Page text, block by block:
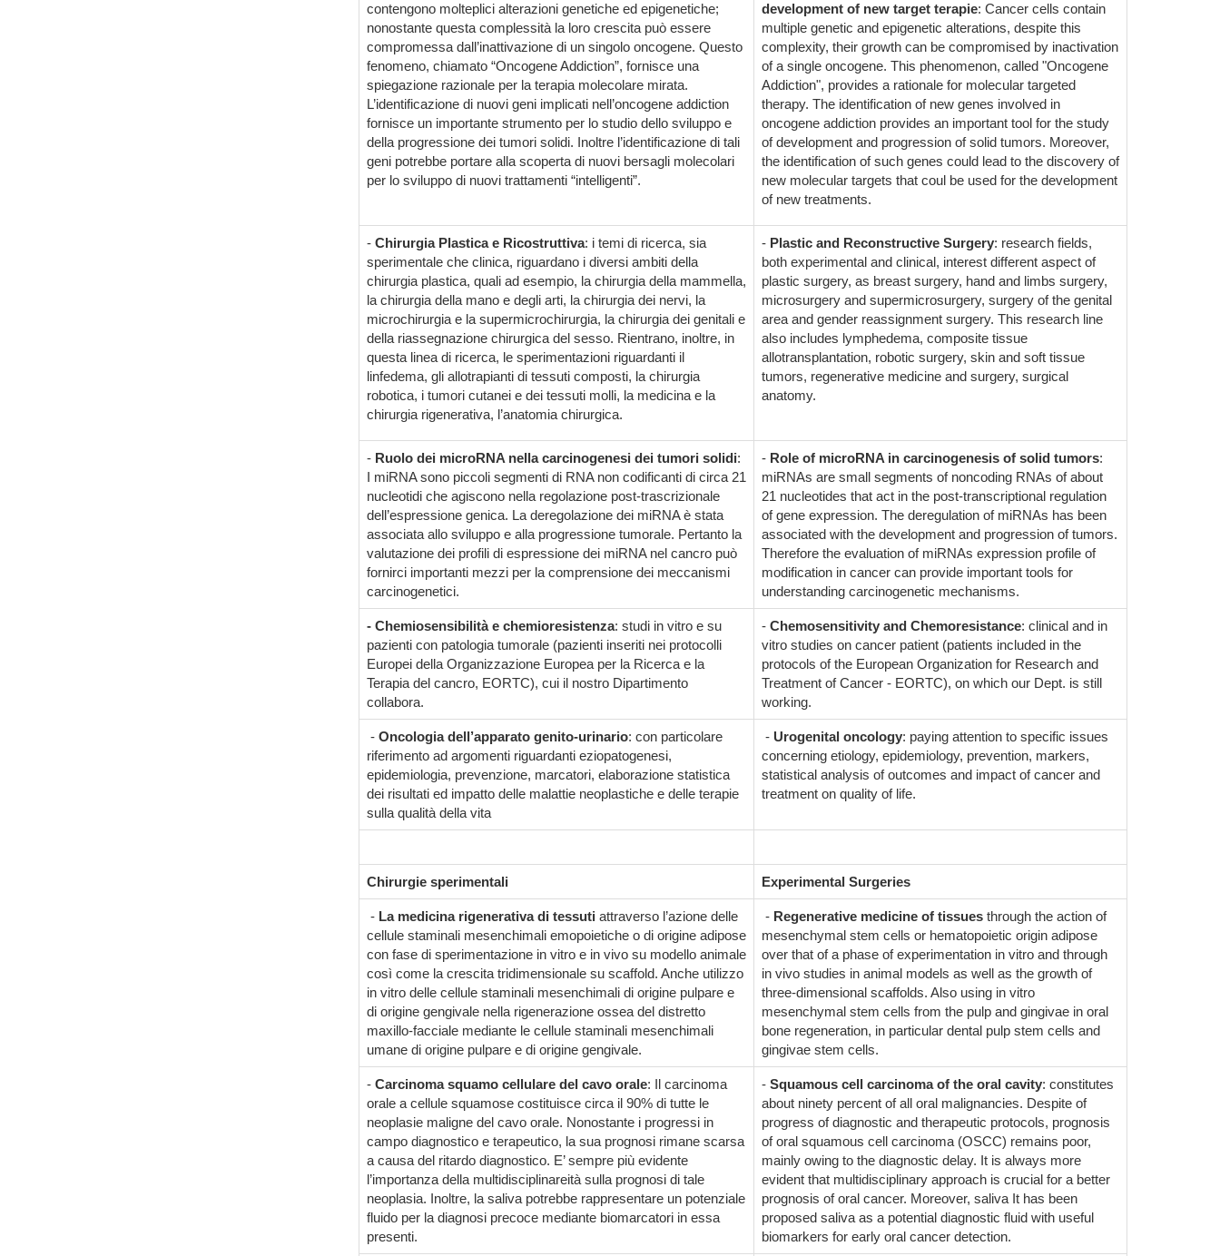
contengono molteplici alterazioni genetiche ed epigenetiche;
nonostante questa complessità la loro crescita può essere
compromessa dall’inattivazione di un singolo oncogene. Questo
fenomeno, chiamato “Oncogene Addiction”, fornisce una
spiegazione razionale per la terapia molecolare mirata.
L’identificazione di nuovi geni implicati nell’oncogene addiction
fornisce un importante strumento per lo studio dello sviluppo e
della progressione dei tumori solidi. Inoltre l’identificazione di tali
geni potrebbe portare alla scoperta di nuovi bersagli molecolari
per lo sviluppo di nuovi trattamenti “intelligenti”.
development of new target terapie: Cancer cells contain
multiple genetic and epigenetic alterations, despite this
complexity, their growth can be compromised by inactivation
of a single oncogene. This phenomenon, called "Oncogene
Addiction", provides a rationale for molecular targeted
therapy. The identification of new genes involved in
oncogene addiction provides an important tool for the study
of development and progression of solid tumors. Moreover,
the identification of such genes could lead to the discovery of
new molecular targets that coul be used for the development
of new treatments.
- Chirurgia Plastica e Ricostruttiva: i temi di ricerca, sia
sperimentale che clinica, riguardano i diversi ambiti della
chirurgia plastica, quali ad esempio, la chirurgia della mammella,
la chirurgia della mano e degli arti, la chirurgia dei nervi, la
microchirurgia e la supermicrochirurgia, la chirurgia dei genitali e
della riassegnazione chirurgica del sesso. Rientrano, inoltre, in
questa linea di ricerca, le sperimentazioni riguardanti il
linfedema, gli allotrapianti di tessuti composti, la chirurgia
robotica, i tumori cutanei e dei tessuti molli, la medicina e la
chirurgia rigenerativa, l’anatomia chirurgica.
- Plastic and Reconstructive Surgery: research fields,
both experimental and clinical, interest different aspect of
plastic surgery, as breast surgery, hand and limbs surgery,
microsurgery and supermicrosurgery, surgery of the genital
area and gender reassignment surgery. This research line
also includes lymphedema, composite tissue
allotransplantation, robotic surgery, skin and soft tissue
tumors, regenerative medicine and surgery, surgical
anatomy.
- Ruolo dei microRNA nella carcinogenesi dei tumori solidi:
I miRNA sono piccoli segmenti di RNA non codificanti di circa 21
nucleotidi che agiscono nella regolazione post-trascrizionale
dell’espressione genica. La deregolazione dei miRNA è stata
associata allo sviluppo e alla progressione tumorale. Pertanto la
valutazione dei profili di espressione dei miRNA nel cancro può
fornirci importanti mezzi per la comprensione dei meccanismi
carcinogenetici.
- Role of microRNA in carcinogenesis of solid tumors:
miRNAs are small segments of noncoding RNAs of about
21 nucleotides that act in the post-transcriptional regulation
of gene expression. The deregulation of miRNAs has been
associated with the development and progression of tumors.
Therefore the evaluation of miRNAs expression profile of
modification in cancer can provide important tools for
understanding carcinogenetic mechanisms.
- Chemiosensibilità e chemioresistenza: studi in vitro e su
pazienti con patologia tumorale (pazienti inseriti nei protocolli
Europei della Organizzazione Europea per la Ricerca e la
Terapia del cancro, EORTC), cui il nostro Dipartimento
collabora.
- Chemosensitivity and Chemoresistance: clinical and in
vitro studies on cancer patient (patients included in the
protocols of the European Organization for Research and
Treatment of Cancer - EORTC), on which our Dept. is still
working.
- Oncologia dell’apparato genito-urinario: con particolare
riferimento ad argomenti riguardanti eziopatogenesi,
epidemiologia, prevenzione, marcatori, elaborazione statistica
dei risultati ed impatto delle malattie neoplastiche e delle terapie
sulla qualità della vita
- Urogenital oncology: paying attention to specific issues
concerning etiology, epidemiology, prevention, markers,
statistical analysis of outcomes and impact of cancer and
treatment on quality of life.
Chirurgie sperimentali Experimental Surgeries
- La medicina rigenerativa di tessuti attraverso l’azione delle
cellule staminali mesenchimali emopoietiche o di origine adipose
con fase di sperimentazione in vitro e in vivo su modello animale
così come la crescita tridimensionale su scaffold. Anche utilizzo
in vitro delle cellule staminali mesenchimali di origine pulpare e
di origine gengivale nella rigenerazione ossea del distretto
maxillo-facciale mediante le cellule staminali mesenchimali
umane di origine pulpare e di origine gengivale.
- Regenerative medicine of tissuesthrough the action of
mesenchymal stem cells or hematopoietic origin adipose
over that of a phase of experimentation in vitro and through
in vivo studies in animal models as well as the growth of
three-dimensional scaffolds. Also using in vitro
mesenchymal stem cells from the pulp and gingivae in oral
bone regeneration, in particular dental pulp stem cells and
gingivae stem cells.
- Carcinoma squamo cellulare del cavo orale: Il carcinoma
orale a cellule squamose costituisce circa il 90% di tutte le
neoplasie maligne del cavo orale. Nonostante i progressi in
campo diagnostico e terapeutico, la sua prognosi rimane scarsa
a causa del ritardo diagnostico. E’ sempre più evidente
l’importanza della multidisciplinareità sulla prognosi di tale
neoplasia. Inoltre, la saliva potrebbe rappresentare un potenziale
fluido per la diagnosi precoce mediante biomarcatori in essa
presenti.
- Squamous cell carcinoma of the oral cavity: constitutes
about ninety percent of all oral malignancies. Despite of
progress of diagnostic and therapeutic protocols, prognosis
of oral squamous cell carcinoma (OSCC) remains poor,
mainly owing to the diagnostic delay. It is always more
evident that multidisciplinary approach is crucial for a better
prognosis of oral cancer. Moreover, saliva It has been
proposed saliva as a potential diagnostic fluid with useful
biomarkers for early oral cancer detection.